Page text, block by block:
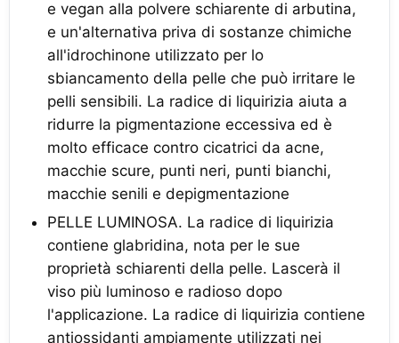
e vegan alla polvere schiarente di arbutina,
e un'alternativa priva di sostanze chimiche
all'idrochinone utilizzato per lo
sbiancamento della pelle che può irritare le
pelli sensibili. La radice di liquirizia aiuta a
ridurre la pigmentazione eccessiva ed è
molto efficace contro cicatrici da acne,
macchie scure, punti neri, punti bianchi,
macchie senili e depigmentazione
PELLE LUMINOSA. La radice di liquirizia
contiene glabridina, nota per le sue
proprietà schiarenti della pelle. Lascerà il
viso più luminoso e radioso dopo
l'applicazione. La radice di liquirizia contiene
antiossidanti ampiamente utilizzati nei